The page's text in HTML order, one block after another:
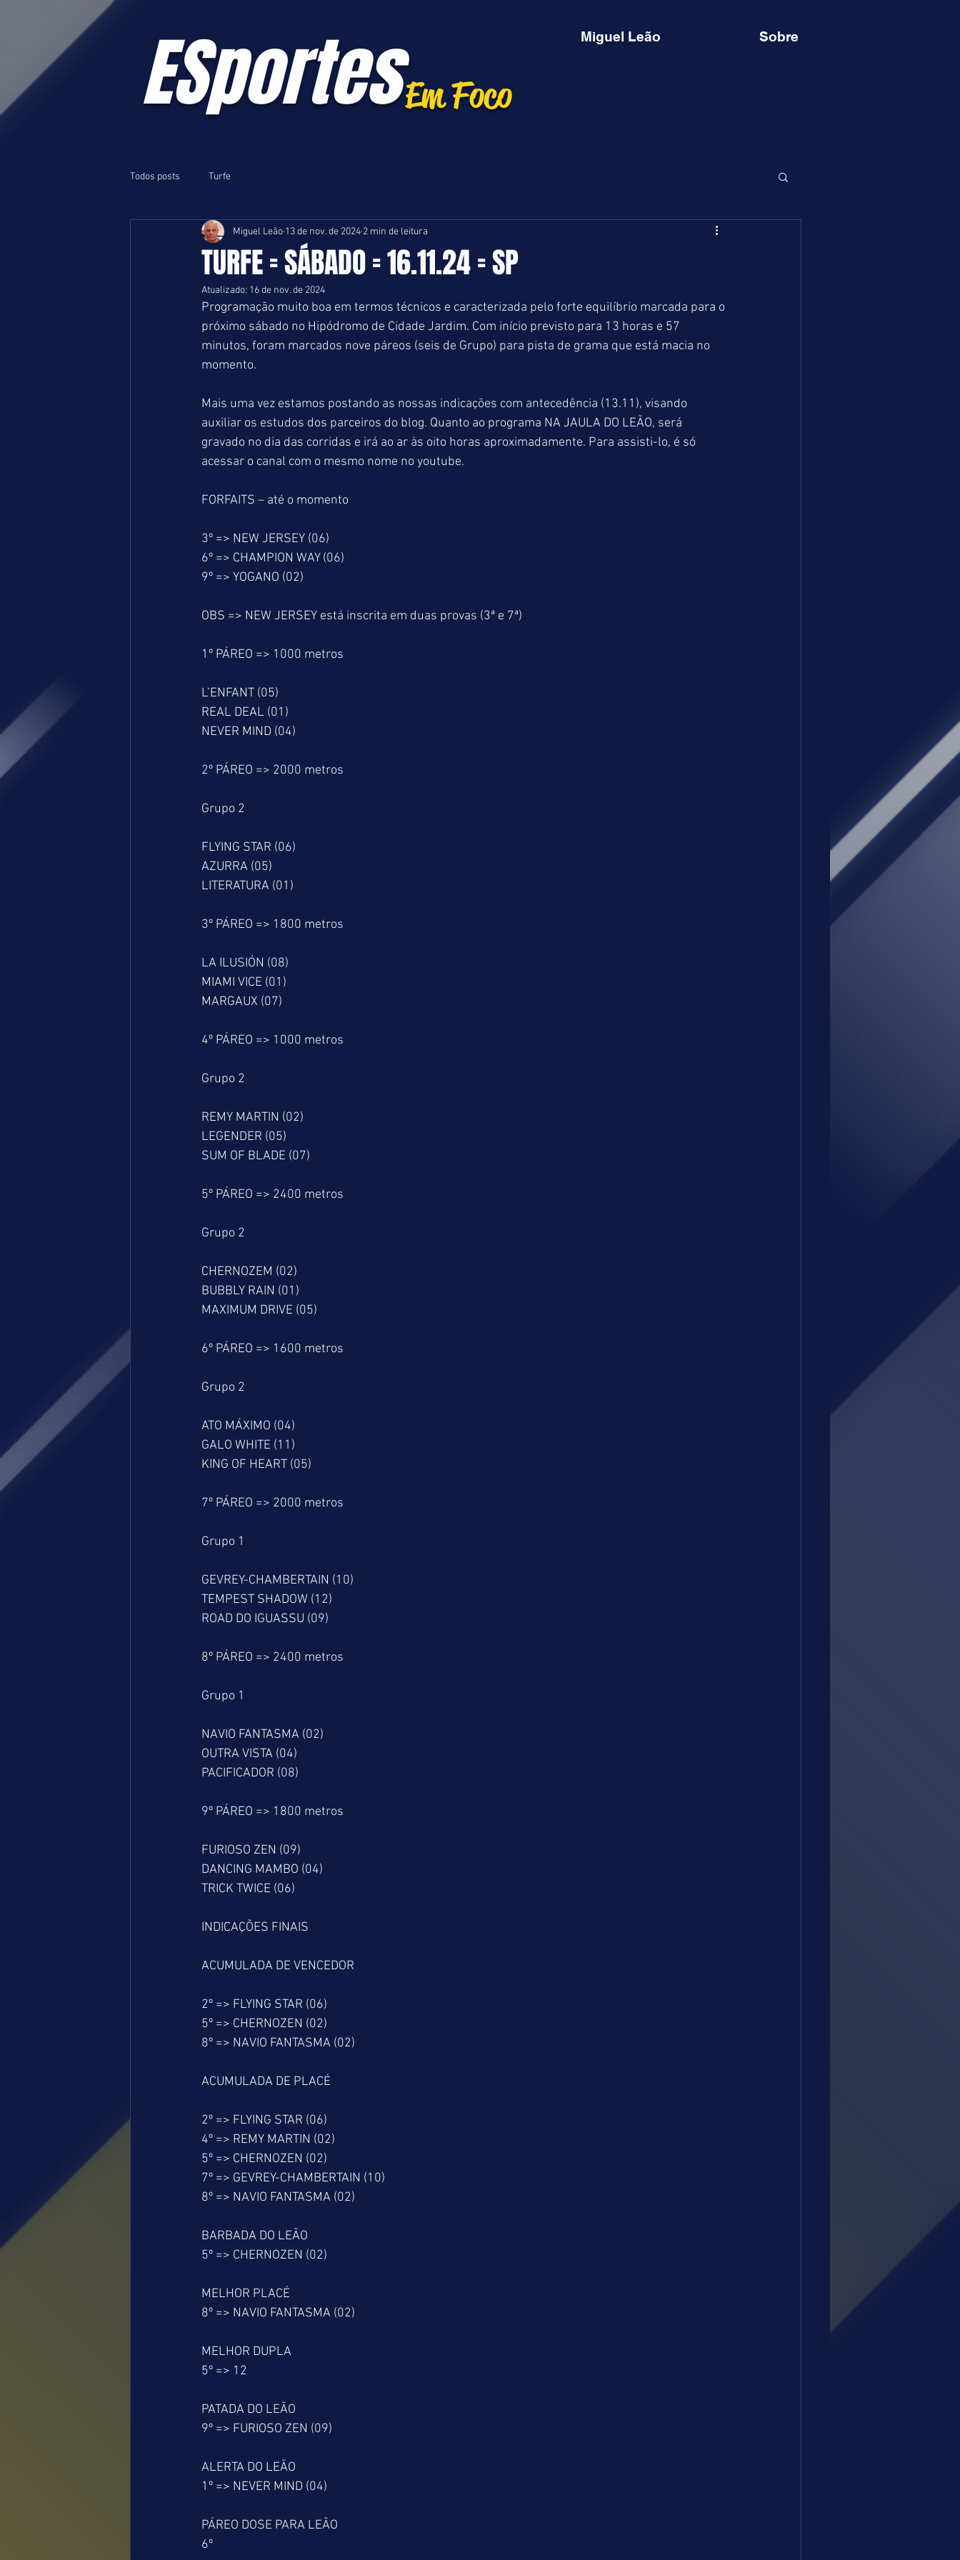
ESportesEm Foco
Miguel Leão Sobre
Todos posts Turfe
TURFE = SÁBADO = 16.11.24 = SP
Miguel Leão 13 de nov. de 2024 2 min de leitura
Atualizado: 16 de nov. de 2024
Programação muito boa em termos técnicos e caracterizada pelo forte equilíbrio marcada para o
próximo sábado no Hipódromo de Cidade Jardim. Com início previsto para 13 horas e 57
minutos, foram marcados nove páreos (seis de Grupo) para pista de grama que está macia no
momento.
Mais uma vez estamos postando as nossas indicações com antecedência (13.11), visando
auxiliar os estudos dos parceiros do blog. Quanto ao programa NA JAULA DO LEÃO, será
gravado no dia das corridas e irá ao ar às oito horas aproximadamente. Para assisti-lo, é só
acessar o canal com o mesmo nome no youtube.
FORFAITS – até o momento
3º => NEW JERSEY (06)
6º => CHAMPION WAY (06)
9º => YOGANO (02)
OBS => NEW JERSEY está inscrita em duas provas (3ª e 7ª)
1º PÁREO => 1000 metros
L’ENFANT (05)
REAL DEAL (01)
NEVER MIND (04)
2º PÁREO => 2000 metros
Grupo 2
FLYING STAR (06)
AZURRA (05)
LITERATURA (01)
3º PÁREO => 1800 metros
LA ILUSIÓN (08)
MIAMI VICE (01)
MARGAUX (07)
4º PÁREO => 1000 metros
Grupo 2
REMY MARTIN (02)
LEGENDER (05)
SUM OF BLADE (07)
5º PÁREO => 2400 metros
Grupo 2
CHERNOZEM (02)
BUBBLY RAIN (01)
MAXIMUM DRIVE (05)
6º PÁREO => 1600 metros
Grupo 2
ATO MÁXIMO (04)
GALO WHITE (11)
KING OF HEART (05)
7º PÁREO => 2000 metros
Grupo 1
GEVREY-CHAMBERTAIN (10)
TEMPEST SHADOW (12)
ROAD DO IGUASSU (09)
8º PÁREO => 2400 metros
Grupo 1
NAVIO FANTASMA (02)
OUTRA VISTA (04)
PACIFICADOR (08)
9º PÁREO => 1800 metros
FURIOSO ZEN (09)
DANCING MAMBO (04)
TRICK TWICE (06)
INDICAÇÕES FINAIS
ACUMULADA DE VENCEDOR
2º => FLYING STAR (06)
5º => CHERNOZEN (02)
8º => NAVIO FANTASMA (02)
ACUMULADA DE PLACÉ
2º => FLYING STAR (06)
4º => REMY MARTIN (02)
5º => CHERNOZEN (02)
7º => GEVREY-CHAMBERTAIN (10)
8º => NAVIO FANTASMA (02)
BARBADA DO LEÃO
5º => CHERNOZEN (02)
MELHOR PLACÉ
8º => NAVIO FANTASMA (02)
MELHOR DUPLA
5º => 12
PATADA DO LEÃO
9º => FURIOSO ZEN (09)
ALERTA DO LEÃO
1º => NEVER MIND (04)
PÁREO DOSE PARA LEÃO
6º